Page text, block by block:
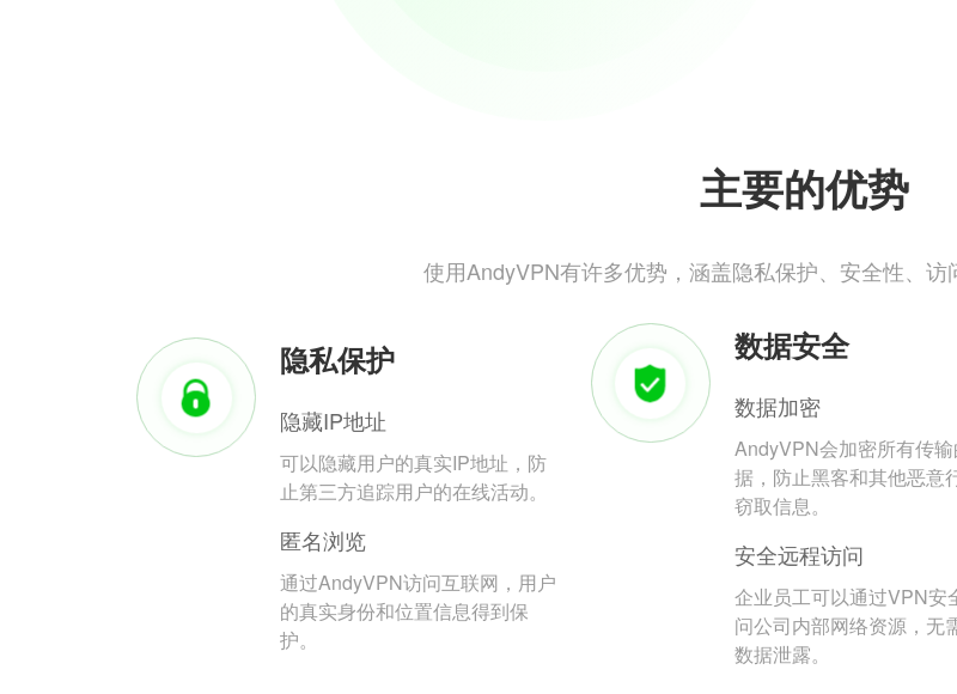
主要的优势
使用AndyVPN有许多优势，涵盖隐私保护、安全性、
隐私保护
隐藏IP地址
可以隐藏用户的真实IP地址，防
止第三方追踪用户的在线活动。
匿名浏览
通过AndyVPN访问互联网，用户
的真实身份和位置信息得到保
护。
数据安全
数据加密
AndyVPN会加密所有传
据，防止黑客和其他恶意
窃取信息。
安全远程访问
企业员工可以通过VPN安
问公司内部网络资源，无
数据泄露。